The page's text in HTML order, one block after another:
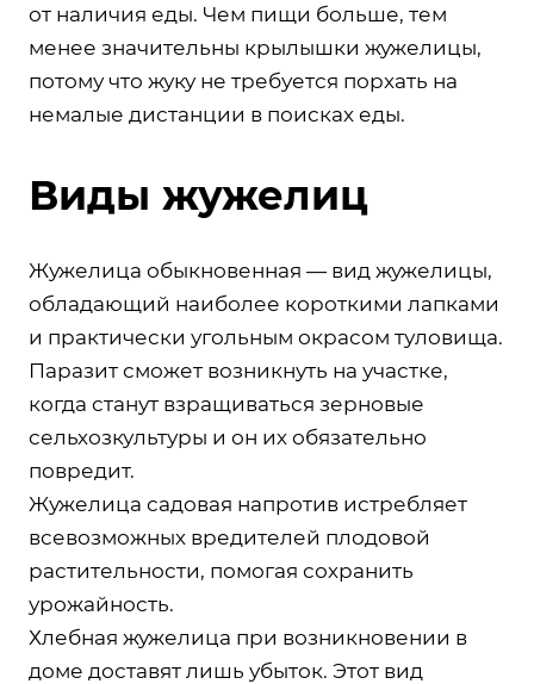
от наличия еды. Чем пищи больше, тем
менее значительны крылышки жужелицы,
потому что жуку не требуется порхать на
немалые дистанции в поисках еды.
Виды жужелиц
Жужелица обыкновенная — вид жужелицы,
обладающий наиболее короткими лапками
и практически угольным окрасом туловища.
Паразит сможет возникнуть на участке,
когда станут взращиваться зерновые
сельхозкультуры и он их обязательно
повредит.
Жужелица садовая напротив истребляет
всевозможных вредителей плодовой
растительности, помогая сохранить
урожайность.
Хлебная жужелица при возникновении в
доме доставят лишь убыток. Этот вид